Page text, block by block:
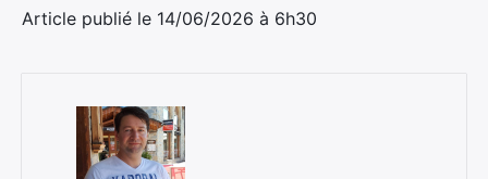
Article publié le 14/06/2026 à 6h30